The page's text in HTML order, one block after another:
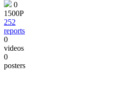
0
1500Р
252
reports
0
videos
0
posters